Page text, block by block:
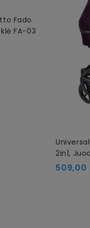
Fado
FA-03
2in1,
Kaina